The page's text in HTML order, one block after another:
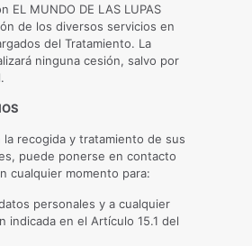
EL MUNDO DE LAS LUPAS
de los diversos servicios en
del Tratamiento. La
ninguna cesión, salvo por
la recogida y tratamiento de sus
puede ponerse en contacto
cualquier momento para:
personales y a cualquier
indicada en el Artículo 15.1 del